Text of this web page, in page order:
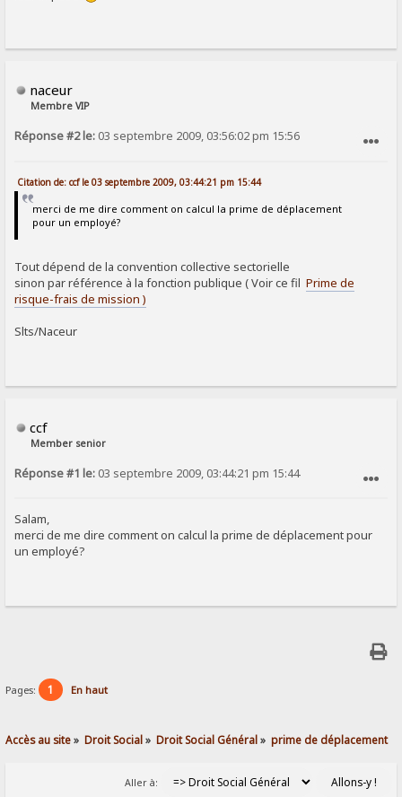
naceur
Membre VIP
Réponse #2 le: 03 septembre 2009, 03:56:02 pm 15:56
Citation de: ccf le 03 septembre 2009, 03:44:21 pm 15:44
merci de me dire comment on calcul la prime de déplacement
pour un employé?
Tout dépend de la convention collective sectorielle
sinon par référence à la fonction publique ( Voir ce filPrime de
risque-frais de mission )
Slts/Naceur
ccf
Member senior
Réponse #1 le: 03 septembre 2009, 03:44:21 pm 15:44
Salam,
merci de me dire comment on calcul la prime de déplacement pour
un employé?
Pages: 1 En haut
Accès au site» Droit Social» Droit Social Général» prime de déplacement
Aller à: